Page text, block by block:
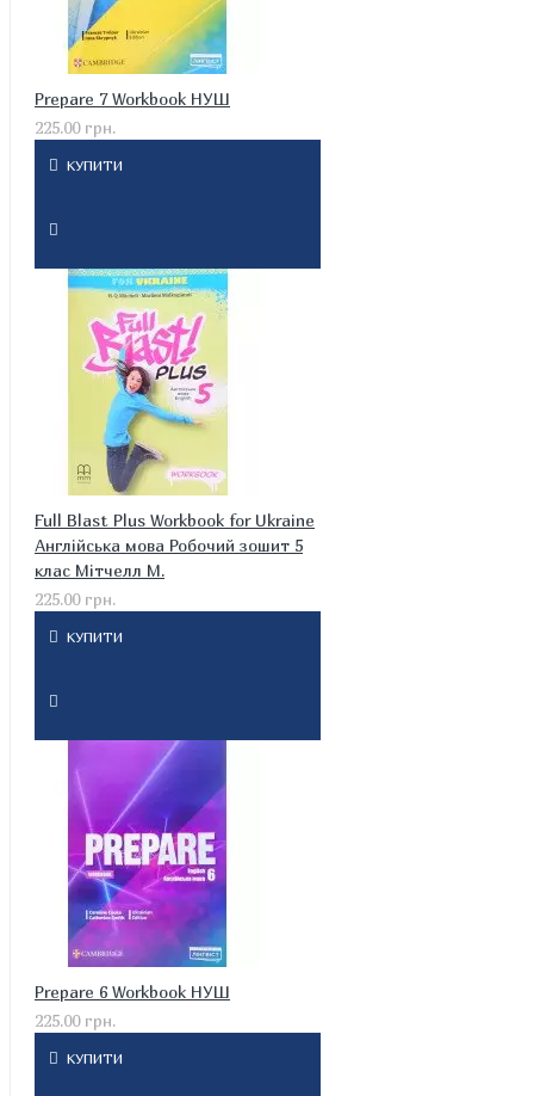
Prepare 7 Workbook НУШ
225.00 грн.
КУПИТИ
Full Blast Plus Workbook for Ukraine
Англійська мова Робочий зошит 5
клас Мітчелл М.
225.00 грн.
КУПИТИ
Prepare 6 Workbook НУШ
225.00 грн.
КУПИТИ